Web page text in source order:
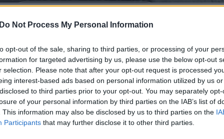
Do Not Process My Personal Information
opt-out of the sale, sharing to third parties, or processing of your
for targeted advertising by us, please use the below opt-out
selection. Please note that after your opt-out request is processed
interest-based ads based on personal information utilized by us
to third parties prior to your opt-out. You may separately
of your personal information by third parties on the IAB’s list of
This information may also be disclosed by us to third parties on the
Participants that may further disclose it to other third parties.
kad „Peugeot 206“ automobilis buvo ką
po įvykio liko smarkiai
sėdėjusiam Ironvytui bei jo
iššoko į kelią, nespėjome sustabdyti.
gyvūnas nebe... O blogiausia, kad
ko išsireikalauti kompensacijos.